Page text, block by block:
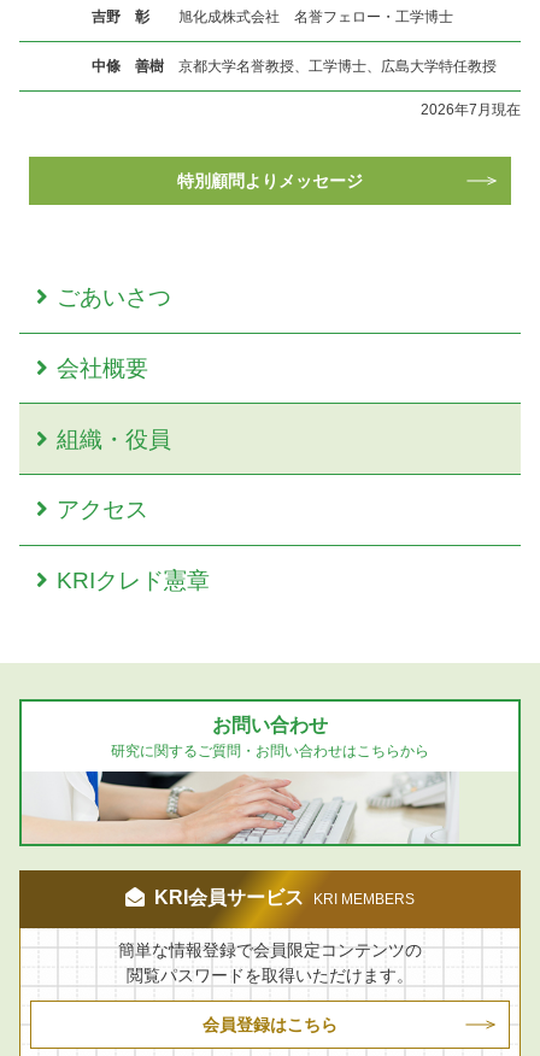
吉野 彰 旭化成株式会社 名誉フェロー・工学博士
中條 善樹 京都大学名誉教授、工学博士、広島大学特任教授
2026年7月現在
特別顧問よりメッセージ
ごあいさつ
会社概要
組織・役員
アクセス
KRIクレド憲章
お問い合わせ
研究に関するご質問・お問い合わせはこちらから
KRI会員サービス KRI MEMBERS
簡単な情報登録で会員限定コンテンツの
閲覧パスワードを取得いただけます。
会員登録はこちら